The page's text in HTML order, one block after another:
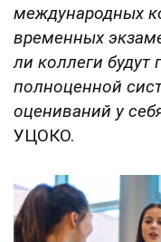
международных
временных
ли коллеги будут
полноценной
оцениваний у
УЦОКО.